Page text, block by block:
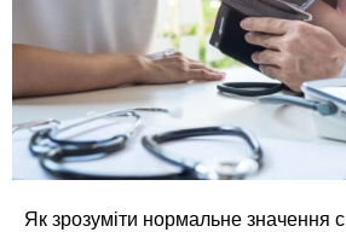
Як зрозуміти нормальне значення